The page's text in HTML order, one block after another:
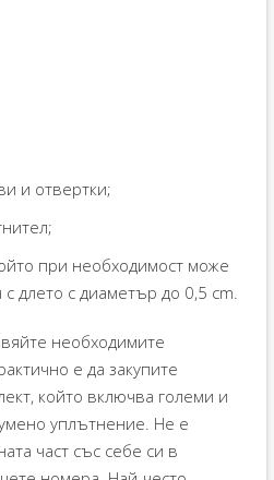
и отвертки;
при необходимост може
длето с диаметър до 0,5 cm.
необходимите
е да закупите
който включва големи и
уплътнение. Не е
част със себе си в